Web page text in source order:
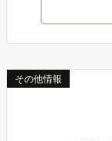
その他情報